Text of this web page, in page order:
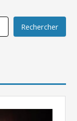
Rechercher